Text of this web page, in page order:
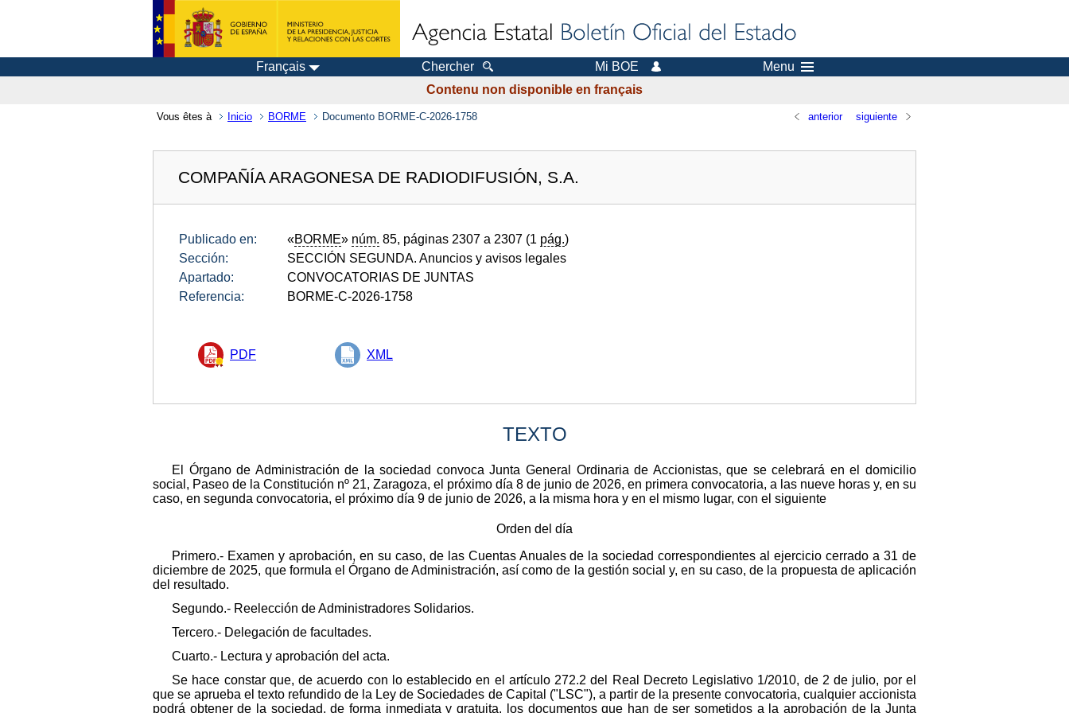
Français Chercher Mi BOE
Menu
Contenu non disponible en français
Vous êtes à Inicio BORME Documento BORME-C-2026-1758 anterior siguiente
COMPAÑÍA ARAGONESA DE RADIODIFUSIÓN, S.A.
Publicado en: «BORME» núm. 85, páginas 2307 a 2307 (1 pág.)
Sección:
SECCIÓN SEGUNDA. Anuncios y avisos legales
Apartado:
CONVOCATORIAS DE JUNTAS
Referencia:
BORME-C-2026-1758
PDF XML
TEXTO
El Órgano de Administración de la sociedad convoca Junta General Ordinaria de Accionistas, que se celebrará en el domicilio
social, Paseo de la Constitución nº 21, Zaragoza, el próximo día 8 de junio de 2026, en primera convocatoria, a las nueve horas y, en su
caso, en segunda convocatoria, el próximo día 9 de junio de 2026, a la misma hora y en el mismo lugar, con el siguiente
Orden del día
Primero.- Examen y aprobación, en su caso, de las Cuentas Anuales de la sociedad correspondientes al ejercicio cerrado a 31 de
diciembre de 2025, que formula el Órgano de Administración, así como de la gestión social y, en su caso, de la propuesta de aplicación
del resultado.
Segundo.- Reelección de Administradores Solidarios.
Tercero.- Delegación de facultades.
Cuarto.- Lectura y aprobación del acta.
Se hace constar que, de acuerdo con lo establecido en el artículo 272.2 del Real Decreto Legislativo 1/2010, de 2 de julio, por el
que se aprueba el texto refundido de la Ley de Sociedades de Capital ("LSC"), a partir de la presente convocatoria, cualquier accionista
podrá obtener de la sociedad, de forma inmediata y gratuita, los documentos que han de ser sometidos a la aprobación de la Junta